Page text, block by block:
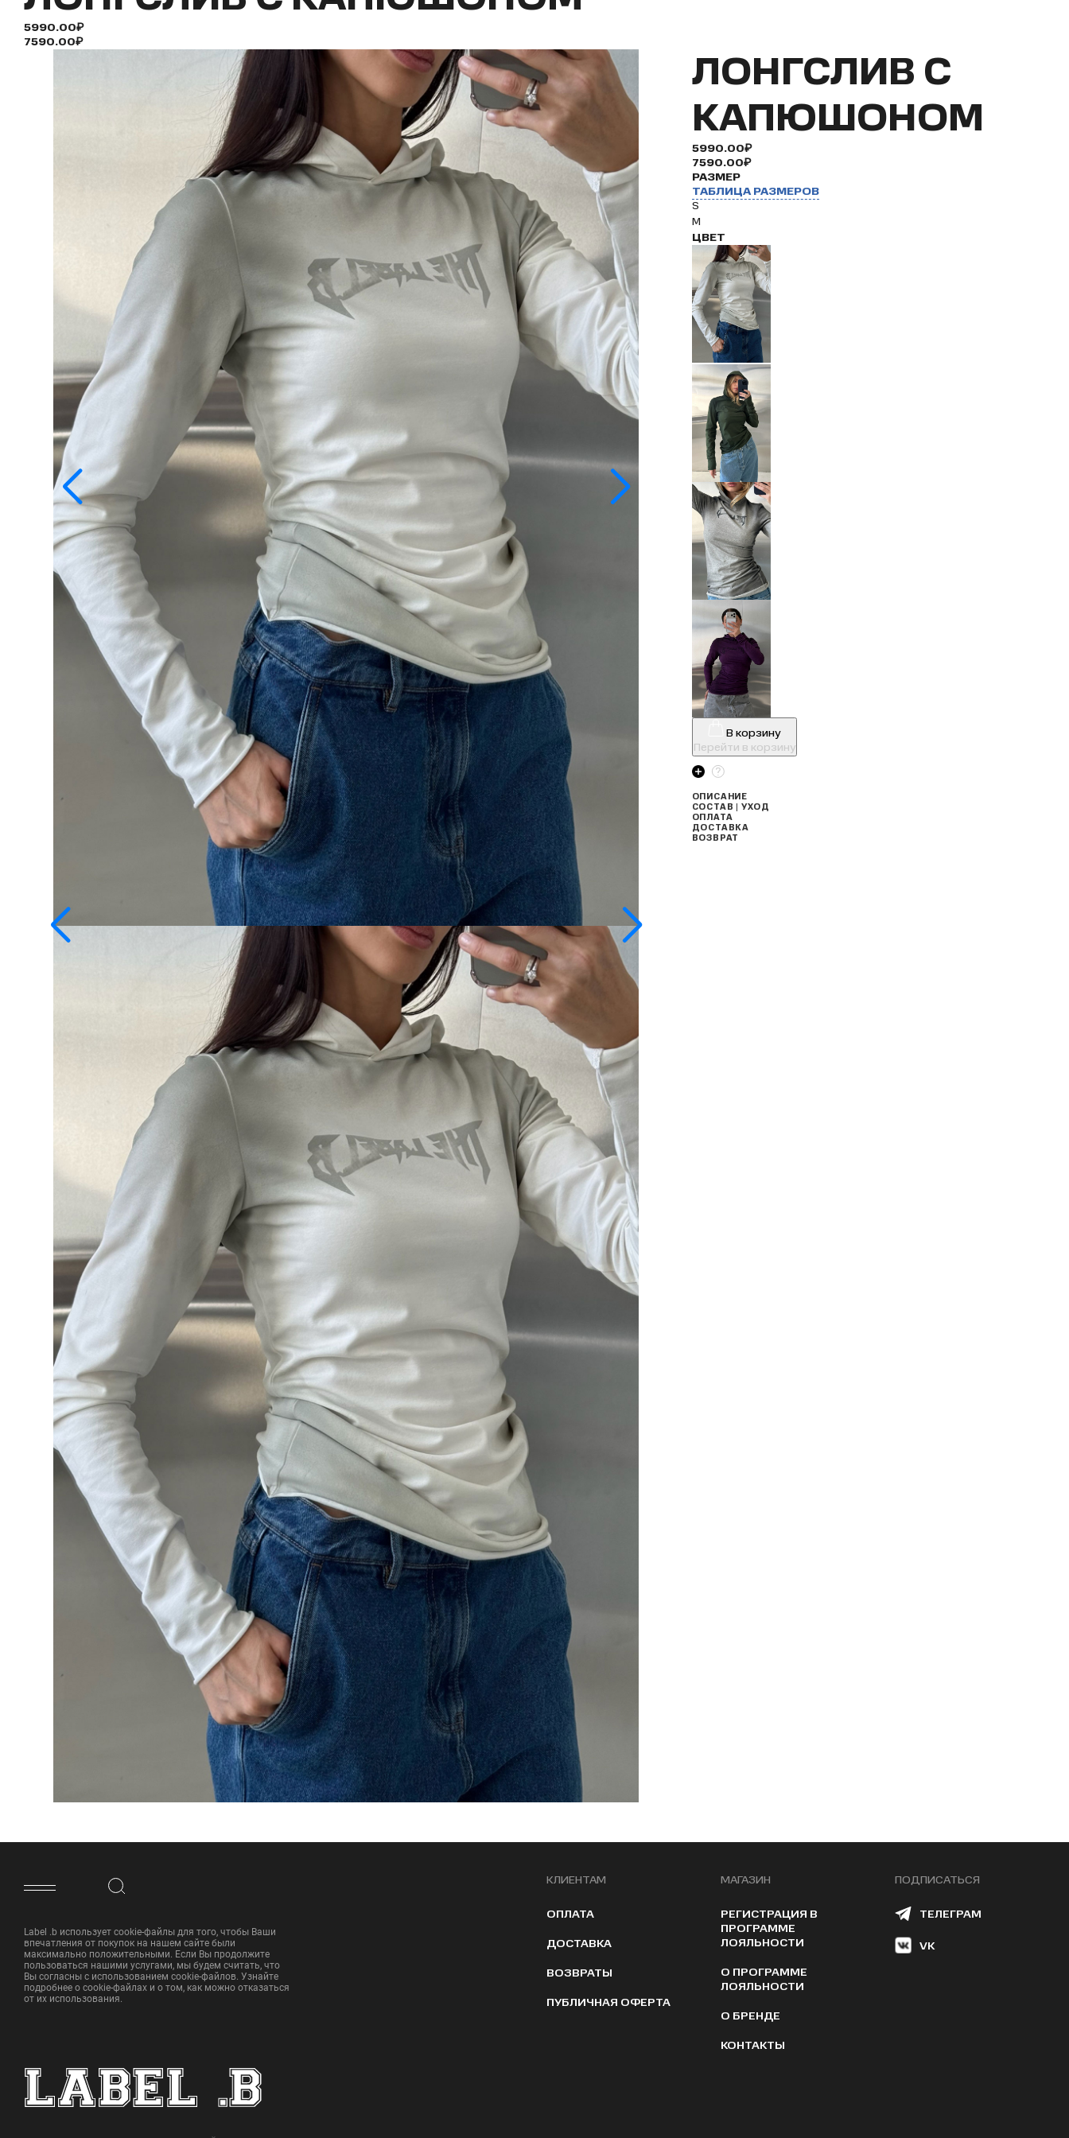
5990.00₽
7590.00₽
ЛОНГСЛИВ С
КАПЮШОНОМ
5990.00₽
7590.00₽
РАЗМЕР
ТАБЛИЦА РАЗМЕРОВ
S
M
ЦВЕТ
В корзину
Перейти в корзину
ОПИСАНИЕ
СОСТАВ | УХОД
ОПЛАТА
ДОСТАВКА
ВОЗВРАТ
ФУТЕР САЙТА
Label .b использует cookie-файлы для того, чтобы Ваши
впечатления от покупок на нашем сайте были
максимально положительными. Если Вы продолжите
пользоваться нашими услугами, мы будем считать, что
Вы согласны с использованием cookie-файлов. Узнайте
подробнее о cookie-файлах и о том, как можно отказаться
от их использования.
КЛИЕНТАМ
ОПЛАТА
ДОСТАВКА
ВОЗВРАТЫ
ПУБЛИЧНАЯ ОФЕРТА
МАГАЗИН
РЕГИСТРАЦИЯ В
ПРОГРАММЕ
ЛОЯЛЬНОСТИ
О ПРОГРАММЕ
ЛОЯЛЬНОСТИ
О БРЕНДЕ
КОНТАКТЫ
ПОДПИСАТЬСЯ
ТЕЛЕГРАМ
VK